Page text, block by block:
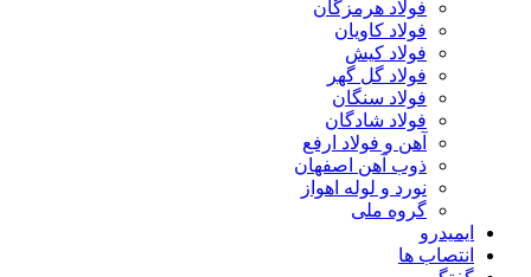
فولاد هرمزگان
فولاد کاویان
فولاد کیش
فولاد گل گهر
فولاد سنگان
فولاد شادگان
آهن و فولاد ارفع
ذوب آهن اصفهان
نورد و لوله اهواز
گروه ملی
ایمیدرو
انتصاب ها